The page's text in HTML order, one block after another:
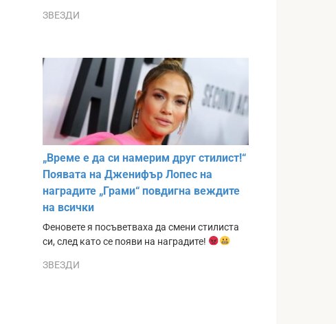
ЗВЕЗДИ
„Време е да си намерим друг стилист!“
Появата на Дженифър Лопес на
наградите „Грами“ повдигна веждите
на всички
Феновете я посъветваха да смени стилиста
си, след като се появи на наградите!
ЗВЕЗДИ